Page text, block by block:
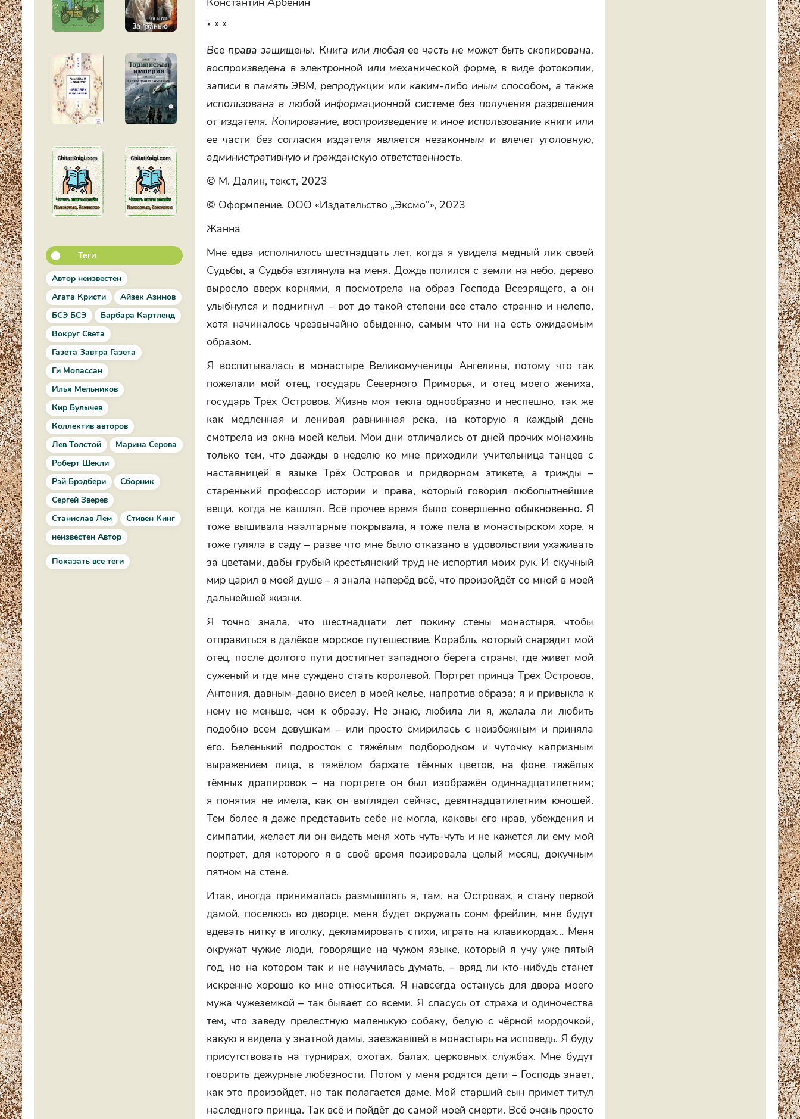
Теги
Автор неизвестен
Агата Кристи
Айзек Азимов
БСЭ БСЭ
Барбара Картленд
Вокруг Света
Газета Завтра Газета
Ги Мопассан
Илья Мельников
Кир Булычев
Коллектив авторов
Лев Толстой
Марина Серова
Роберт Шекли
Рэй Брэдбери
Сборник
Сергей Зверев
Станислав Лем
Стивен Кинг
неизвестен Автор
Показать все теги
* * *
Все права защищены. Книга или любая ее часть не может быть скопирована,
воспроизведена в электронной или механической форме, в виде фотокопии,
записи в память ЭВМ, репродукции или каким-либо иным способом, а также
использована в любой информационной системе без получения разрешения
от издателя. Копирование, воспроизведение и иное использование книги или
ее части без согласия издателя является незаконным и влечет уголовную,
административную и гражданскую ответственность.
© М. Далин, текст, 2023
© Оформление. ООО «Издательство „Эксмо“», 2023
Жанна
Мне едва исполнилось шестнадцать лет, когда я увидела медный лик своей
Судьбы, а Судьба взглянула на меня. Дождь полился с земли на небо, дерево
выросло вверх корнями, я посмотрела на образ Господа Всезрящего, а он
улыбнулся и подмигнул – вот до такой степени всё стало странно и нелепо,
хотя начиналось чрезвычайно обыденно, самым что ни на есть ожидаемым
образом.
Я воспитывалась в монастыре Великомученицы Ангелины, потому что так
пожелали мой отец, государь Северного Приморья, и отец моего жениха,
государь Трёх Островов. Жизнь моя текла однообразно и неспешно, так же
как медленная и ленивая равнинная река, на которую я каждый день
смотрела из окна моей кельи. Мои дни отличались от дней прочих монахинь
только тем, что дважды в неделю ко мне приходили учительница танцев с
наставницей в языке Трёх Островов и придворном этикете, а трижды –
старенький профессор истории и права, который говорил любопытнейшие
вещи, когда не кашлял. Всё прочее время было совершенно обыкновенно. Я
тоже вышивала наалтарные покрывала, я тоже пела в монастырском хоре, я
тоже гуляла в саду – разве что мне было отказано в удовольствии ухаживать
за цветами, дабы грубый крестьянский труд не испортил моих рук. И скучный
мир царил в моей душе – я знала наперёд всё, что произойдёт со мной в моей
дальнейшей жизни.
Я точно знала, что шестнадцати лет покину стены монастыря, чтобы
отправиться в далёкое морское путешествие. Корабль, который снарядит мой
отец, после долгого пути достигнет западного берега страны, где живёт мой
суженый и где мне суждено стать королевой. Портрет принца Трёх Островов,
Антония, давным-давно висел в моей келье, напротив образа; я и привыкла к
нему не меньше, чем к образу. Не знаю, любила ли я, желала ли любить
подобно всем девушкам – или просто смирилась с неизбежным и приняла
его. Беленький подросток с тяжёлым подбородком и чуточку капризным
выражением лица, в тяжёлом бархате тёмных цветов, на фоне тяжёлых
тёмных драпировок – на портрете он был изображён одиннадцатилетним;
я понятия не имела, как он выглядел сейчас, девятнадцатилетним юношей.
Тем более я даже представить себе не могла, каковы его нрав, убеждения и
симпатии, желает ли он видеть меня хоть чуть-чуть и не кажется ли ему мой
портрет, для которого я в своё время позировала целый месяц, докучным
пятном на стене.
Итак, иногда принималась размышлять я, там, на Островах, я стану первой
дамой, поселюсь во дворце, меня будет окружать сонм фрейлин, мне будут
вдевать нитку в иголку, декламировать стихи, играть на клавикордах… Меня
окружат чужие люди, говорящие на чужом языке, который я учу уже пятый
год, но на котором так и не научилась думать, – вряд ли кто-нибудь станет
искренне хорошо ко мне относиться. Я навсегда останусь для двора моего
мужа чужеземкой – так бывает со всеми. Я спасусь от страха и одиночества
тем, что заведу прелестную маленькую собаку, белую с чёрной мордочкой,
какую я видела у знатной дамы, заезжавшей в монастырь на исповедь. Я буду
присутствовать на турнирах, охотах, балах, церковных службах. Мне будут
говорить дежурные любезности. Потом у меня родятся дети – Господь знает,
как это произойдёт, но так полагается даме. Мой старший сын примет титул
наследного принца. Так всё и пойдёт до самой моей смерти. Всё очень просто